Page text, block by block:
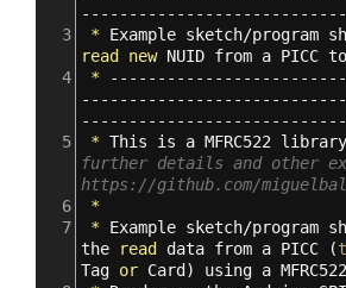
3
* Example sketch/program
read new NUID from a PICC to
4
*
5
* This is a MFRC522 library
further details and other
https://github.com/
6
*
7
* Example sketch/program
the
read data from a PICC (
Tag or Card) using a MFRC522